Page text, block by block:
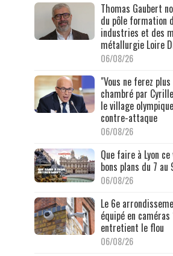
Thomas Gaubert
du pôle formation
industries et des
métallurgie Loire
06/08/26
"Vous ne ferez
chambré par
le village
contre-attaque
06/08/26
Que faire à Lyon
bons plans du 7 au
06/08/26
Le 6e
équipé en caméras
entretient le flou
06/08/26